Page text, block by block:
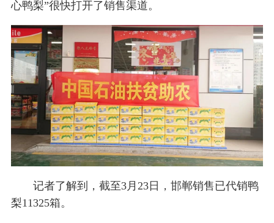
心鸭梨”很快打开了销售渠道。
记者了解到，截至3月23日，邯郸销售已代销鸭
梨11325箱。